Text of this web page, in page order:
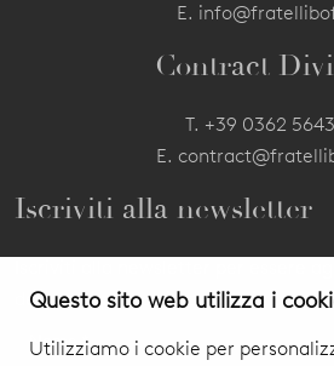
Questo sito web utilizza i
Utilizziamo i cookie per
E.
Contract
T. +39 0362
E.
Iscriviti alla newsletter
dei nostri prodotti ed eventi.